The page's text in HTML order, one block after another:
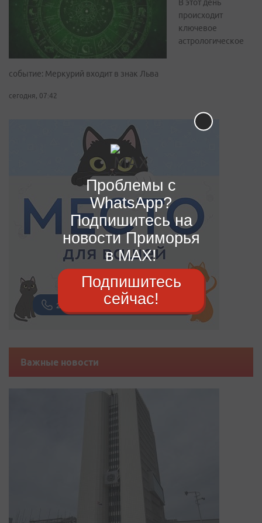
В этот день
происходит
ключевое
астрологическое
событие: Меркурий входит в знак Льва
сегодня, 07:42
Важные новости
Проблемы с
WhatsApp?
Подпишитесь на
новости Приморья
в MAX!
Подпишитесь
сейчас!